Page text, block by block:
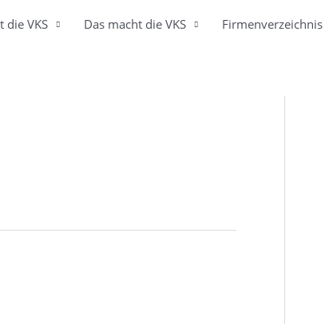
die VKS Das macht die VKS Firmenverzeichnis